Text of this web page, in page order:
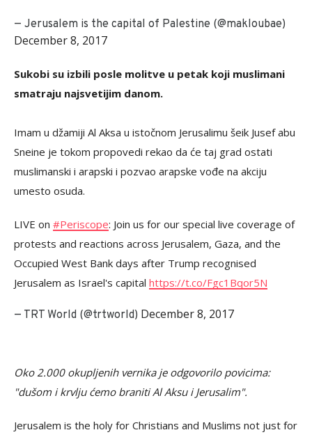
— ‎Jerusalem is the capital of Palestine (@makloubae)
December 8, 2017
Sukobi su izbili posle molitve u petak koji muslimani
smatraju najsvetijim danom.
Imam u džamiji Al Aksa u istočnom Jerusalimu šeik Jusef abu
Sneine je tokom propovedi rekao da će taj grad ostati
muslimanski i arapski i pozvao arapske vođe na akciju
umesto osuda.
LIVE on #Periscope: Join us for our special live coverage of
protests and reactions across Jerusalem, Gaza, and the
Occupied West Bank days after Trump recognised
Jerusalem as Israel's capital https://t.co/Fgc1Bqor5N
— TRT World (@trtworld) December 8, 2017
Oko 2.000 okupljenih vernika je odgovorilo povicima:
"dušom i krvlju ćemo braniti Al Aksu i Jerusalim".
Jerusalem is the holy for Christians and Muslims not just for